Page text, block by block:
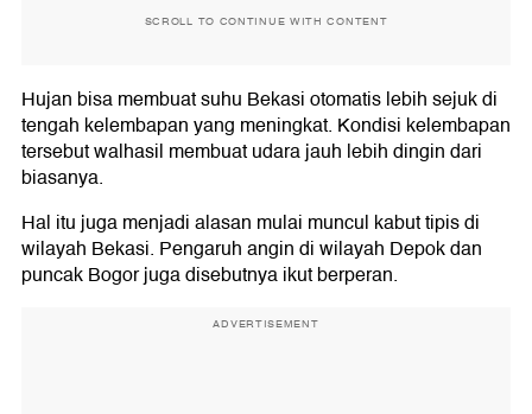
SCROLL TO CONTINUE WITH CONTENT
Hujan bisa membuat suhu Bekasi otomatis lebih sejuk di
tengah kelembapan yang meningkat. Kondisi kelembapan
tersebut walhasil membuat udara jauh lebih dingin dari
biasanya.
Hal itu juga menjadi alasan mulai muncul kabut tipis di
wilayah Bekasi. Pengaruh angin di wilayah Depok dan
puncak Bogor juga disebutnya ikut berperan.
ADVERTISEMENT